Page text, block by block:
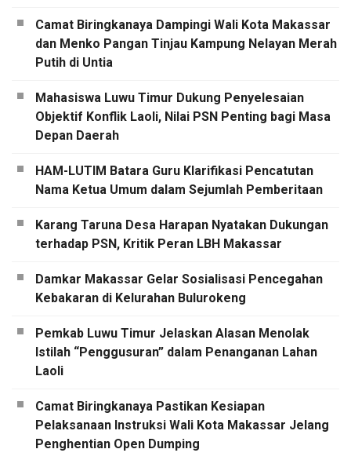
Camat Biringkanaya Dampingi Wali Kota Makassar
dan Menko Pangan Tinjau Kampung Nelayan Merah
Putih di Untia
Mahasiswa Luwu Timur Dukung Penyelesaian
Objektif Konflik Laoli, Nilai PSN Penting bagi Masa
Depan Daerah
HAM-LUTIM Batara Guru Klarifikasi Pencatutan
Nama Ketua Umum dalam Sejumlah Pemberitaan
Karang Taruna Desa Harapan Nyatakan Dukungan
terhadap PSN, Kritik Peran LBH Makassar
Damkar Makassar Gelar Sosialisasi Pencegahan
Kebakaran di Kelurahan Bulurokeng
Pemkab Luwu Timur Jelaskan Alasan Menolak
Istilah “Penggusuran” dalam Penanganan Lahan
Laoli
Camat Biringkanaya Pastikan Kesiapan
Pelaksanaan Instruksi Wali Kota Makassar Jelang
Penghentian Open Dumping